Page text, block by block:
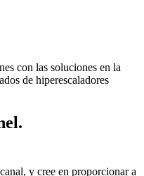
con las soluciones en la
de hiperescaladores
y cree en proporcionar a